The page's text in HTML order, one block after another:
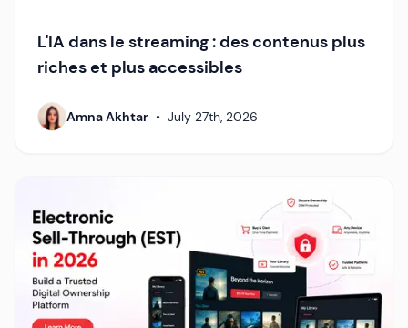
L'IA dans le streaming : des contenus plus
riches et plus accessibles
Amna Akhtar • July 27th, 2026